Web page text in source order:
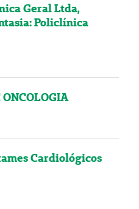
Geral Ltda,
Policlínica
Cardiológicos